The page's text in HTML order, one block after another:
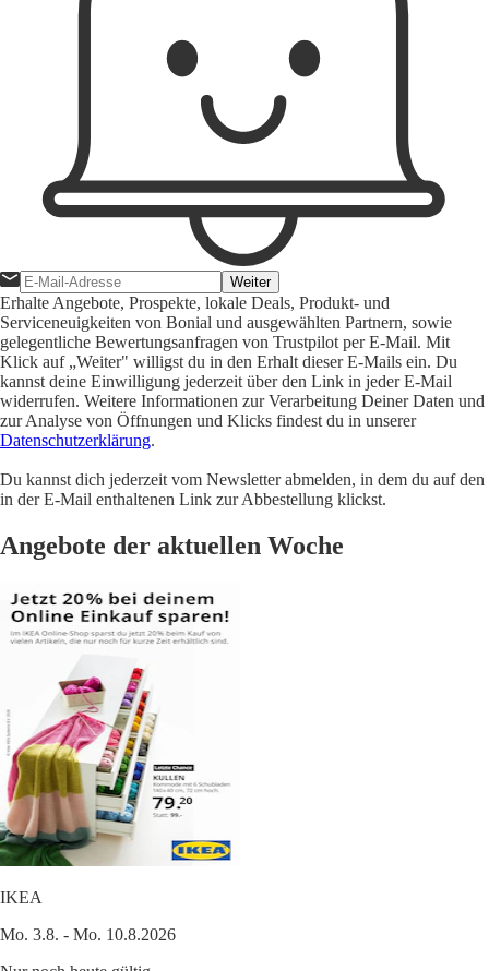
Weiter
Erhalte Angebote, Prospekte, lokale Deals, Produkt- und
Serviceneuigkeiten von Bonial und ausgewählten Partnern, sowie
gelegentliche Bewertungsanfragen von Trustpilot per E-Mail. Mit
Klick auf „Weiter" willigst du in den Erhalt dieser E-Mails ein. Du
kannst deine Einwilligung jederzeit über den Link in jeder E-Mail
widerrufen. Weitere Informationen zur Verarbeitung Deiner Daten und
zur Analyse von Öffnungen und Klicks findest du in unserer
Datenschutzerklärung.
Du kannst dich jederzeit vom Newsletter abmelden, in dem du auf den
in der E-Mail enthaltenen Link zur Abbestellung klickst.
Angebote der aktuellen Woche
IKEA
Mo. 3.8. - Mo. 10.8.2026